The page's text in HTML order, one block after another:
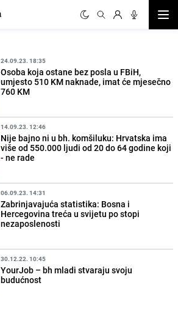
24.09.23. 18:35
Osoba koja ostane bez posla u FBiH,
umjesto 510 KM naknade, imat će mjesečno
760 KM
14.09.23. 12:46
Nije bajno ni u bh. komšiluku: Hrvatska ima
više od 550.000 ljudi od 20 do 64 godine koji
- ne rade
06.09.23. 14:31
Zabrinjavajuća statistika: Bosna i
Hercegovina treća u svijetu po stopi
nezaposlenosti
30.12.22. 10:45
YourJob – bh mladi stvaraju svoju
budućnost